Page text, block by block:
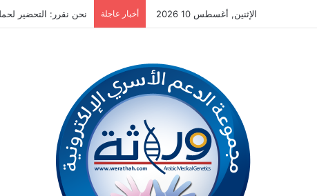
الإثنين, أغسطس 10 2026 أخبار عاجلة نحن نقرر: التحضير لحملة